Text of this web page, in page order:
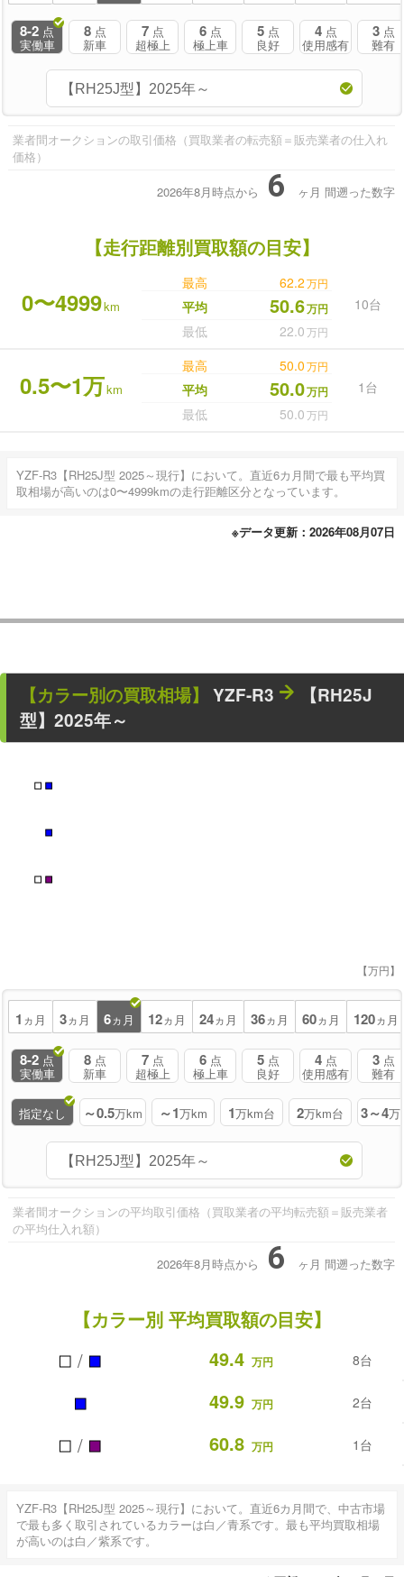
8-2 点
実働車
8 点
新車
7 点
超極上
6 点
極上車
5 点
良好
4 点
使用感有
3 点
難有
業者間オークションの取引価格（買取業者の転売額＝販売業者の仕入れ
価格）
2026年8月時点から 6 ヶ月 間遡った数字
【走行距離別買取額の目安】
0〜4999km
最高 62.2万円
10台
平均 50.6万円
最低 22.0万円
0.5〜1万km
最高 50.0万円
1台
平均 50.0万円
最低 50.0万円
YZF-R3【RH25J型 2025～現行】において。直近6カ月間で最も平均買
取相場が高いのは0〜4999kmの走行距離区分となっています。
※データ更新：2026年08月07日
【カラー別の買取相場】 YZF-R3
【RH25J
型】2025年～
■ ■
■
■ ■
【万円】
1 ヵ月 3ヵ月 6ヵ月 12ヵ月 24ヵ月 36ヵ月 60ヵ月 120ヵ月
8-2 点
実働車
8 点
新車
7 点
超極上
6 点
極上車
5 点
良好
4 点
使用感有
3 点
難有
指定なし ～0.5万km ～1万km 1万km台 2万km台 3～4万
業者間オークションの平均取引価格（買取業者の平均転売額＝販売業者
の平均仕入れ額）
2026年8月時点から 6 ヶ月 間遡った数字
【カラー別 平均買取額の目安】
■ / ■ 49.4 万円 8台
■ 49.9 万円 2台
■ / ■ 60.8 万円 1台
YZF-R3【RH25J型 2025～現行】において。直近6カ月間で、中古市場
で最も多く取引されているカラーは白／青系です。最も平均買取相場
が高いのは白／紫系です。